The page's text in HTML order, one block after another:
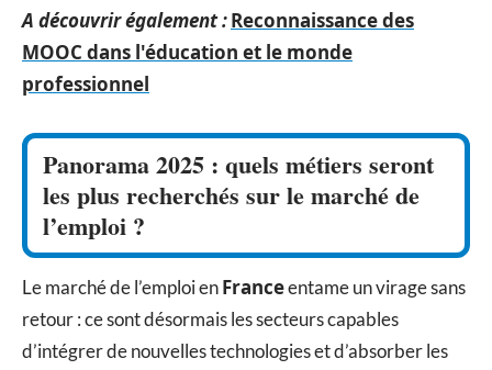
A découvrir également :Reconnaissance des
MOOC dans l'éducation et le monde
professionnel
Panorama 2025 : quels métiers seront
les plus recherchés sur le marché de
l’emploi ?
Le marché de l’emploi enFranceentame un virage sans
retour : ce sont désormais les secteurs capables
d’intégrer de nouvelles technologies et d’absorber les